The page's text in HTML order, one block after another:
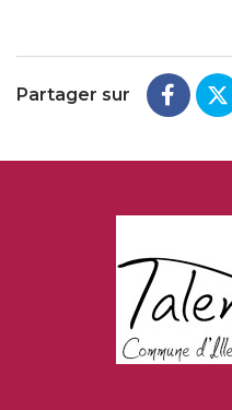
Partager sur